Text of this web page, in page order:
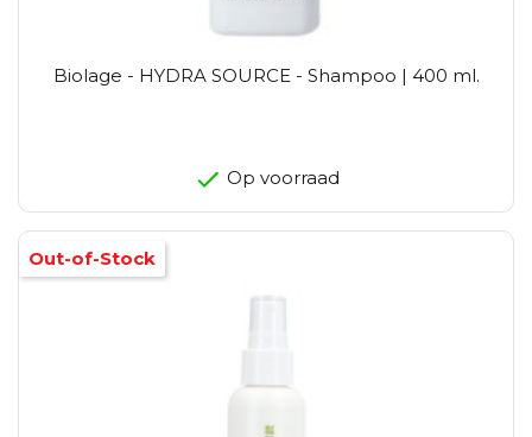
Biolage - HYDRA SOURCE - Shampoo | 400 ml.
Op voorraad
Out-of-Stock